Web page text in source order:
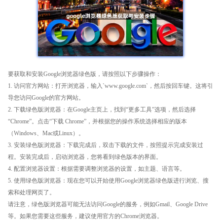
要获取和安装Google浏览器绿色版，请按照以下步骤操作：
1. 访问官方网站：打开浏览器，输入`www.google.com`，然后按回车键。这将引
导您访问Google的官方网站。
2. 下载绿色版浏览器：在Google主页上，找到“更多工具”选项，然后选择
“Chrome”。点击“下载 Chrome”，并根据您的操作系统选择相应的版本
（Windows、Mac或Linux）。
3. 安装绿色版浏览器：下载完成后，双击下载的文件，按照提示完成安装过
程。安装完成后，启动浏览器，您将看到绿色版本的界面。
4. 配置浏览器设置：根据需要调整浏览器的设置，如主题、语言等。
5. 使用绿色版浏览器：现在您可以开始使用Google浏览器绿色版进行浏览、搜
索和处理网页了。
请注意，绿色版浏览器可能无法访问Google的服务，例如Gmail、Google Drive
等。如果您需要这些服务，建议使用官方的Chrome浏览器。